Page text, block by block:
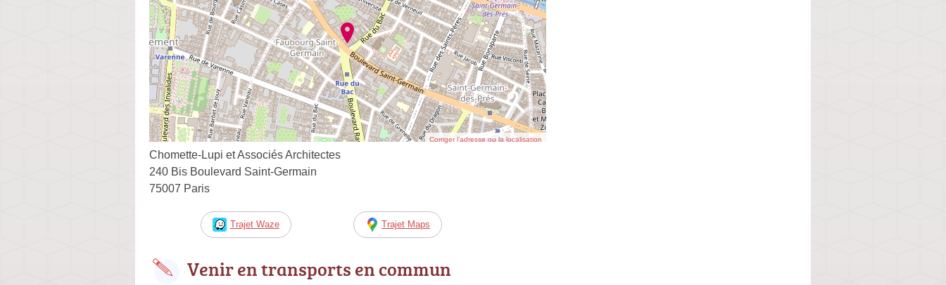
Corriger l’adresse ou la localisation
Chomette-Lupi et Associés Architectes
240 Bis Boulevard Saint-Germain
75007 Paris
Trajet Waze Trajet Maps
Venir en transports en commun